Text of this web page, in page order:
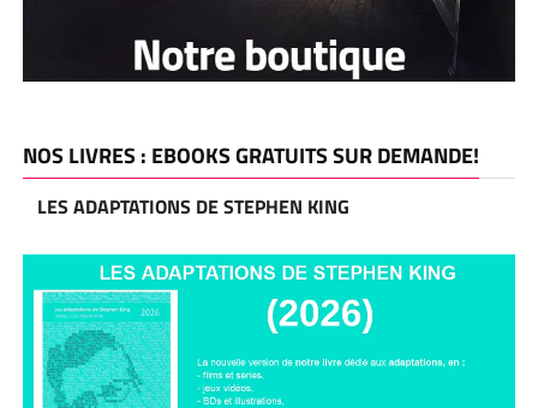
NOS LIVRES : EBOOKS GRATUITS SUR DEMANDE!
LES ADAPTATIONS DE STEPHEN KING